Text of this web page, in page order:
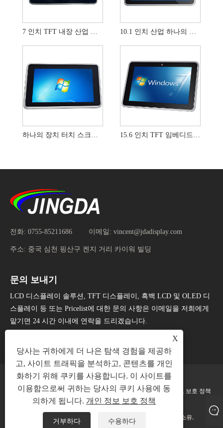
전화: 0755-85211686 이메일: vincent@jdadisplay.com
주소: 중국 심천 핑산구 켄지 거리 카이워 빌딩
문의 보내기
LCD 디스플레이 솔루션, TFT 디스플레이, 흑백 LCD 및 OLED 디
스플레이 등 또는 Pricelist에 대한 문의 사항은 이메일을 저희에게
맡기면 24 시간 이내에 연락을 드리겠습니다.
Links Sitemap RSS XML 개인 정보 보호 정책
저작권 © 2025 심천 징다 디스플레이 기술 유한 회사 판권 소유.
X
당사는 귀하에게 더 나은 탐색 경험을 제공하
고, 사이트 트래픽을 분석하고, 콘텐츠를 개인
화하기 위해 쿠키를 사용합니다. 이 사이트를
이용함으로써 귀하는 당사의 쿠키 사용에 동
의하게 됩니다. 개인 정보 보호 정책
거부하다 수용하다